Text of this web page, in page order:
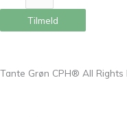
Tilmeld
Tante Grøn CPH® All Rights